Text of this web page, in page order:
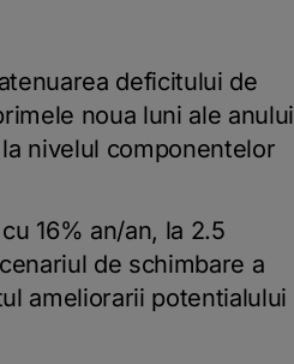
deficitului de
noua luni ale anului
nivelul componentelor
16% an/an, la 2.5
de schimbare a
ameliorarii potentialului